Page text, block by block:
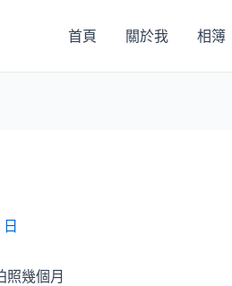
首頁 關於我 相簿
照幾個月